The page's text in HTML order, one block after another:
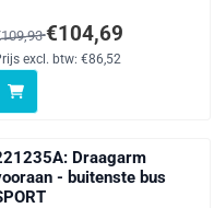
109,93 voor 104,69,
€104,69
excl. btw: €86,52
Draagarm
- buitenste bus